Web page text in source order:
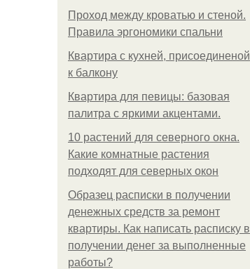
Проход между кроватью и стеной.
Правила эргономики спальни
Квартира с кухней, присоединеной
к балкону
Квартира для певицы: базовая
палитра с яркими акцентами.
10 растений для северного окна.
Какие комнатные растения
подходят для северных окон
Образец расписки в получении
денежных средств за ремонт
квартиры. Как написать расписку в
получении денег за выполненные
работы?